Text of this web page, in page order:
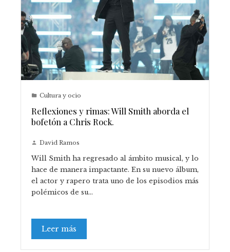
Cultura y ocio
Reflexiones y rimas: Will Smith aborda el
bofetón a Chris Rock.
David Ramos
Will Smith ha regresado al ámbito musical, y lo
hace de manera impactante. En su nuevo álbum,
el actor y rapero trata uno de los episodios más
polémicos de su…
Leer más